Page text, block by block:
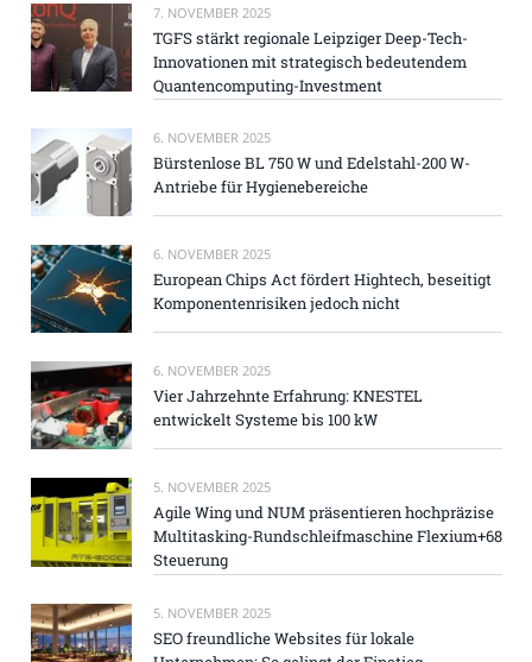
7. NOVEMBER 2025
TGFS stärkt regionale Leipziger Deep-Tech-
Innovationen mit strategisch bedeutendem
Quantencomputing-Investment
6. NOVEMBER 2025
Bürstenlose BL 750 W und Edelstahl-200 W-
Antriebe für Hygienebereiche
6. NOVEMBER 2025
European Chips Act fördert Hightech, beseitigt
Komponentenrisiken jedoch nicht
6. NOVEMBER 2025
Vier Jahrzehnte Erfahrung: KNESTEL
entwickelt Systeme bis 100 kW
5. NOVEMBER 2025
Agile Wing und NUM präsentieren hochpräzise
Multitasking-Rundschleifmaschine Flexium+68
Steuerung
5. NOVEMBER 2025
SEO freundliche Websites für lokale